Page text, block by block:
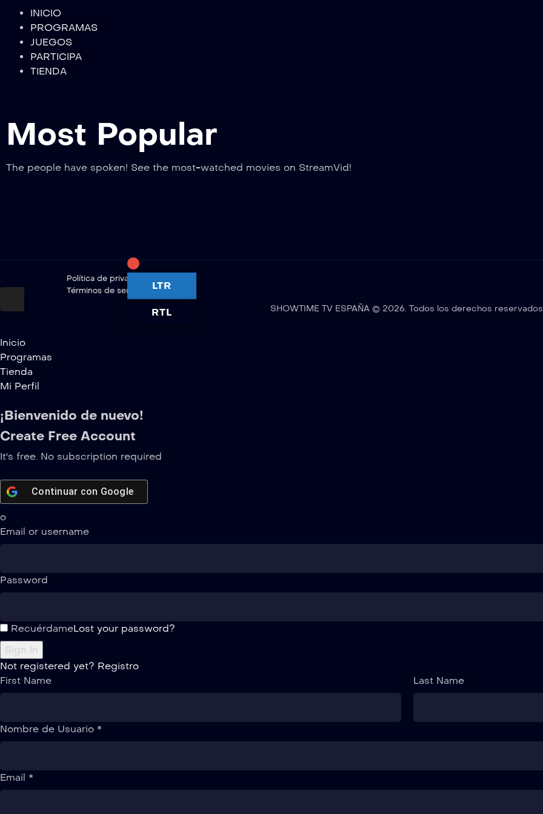
INICIO
PROGRAMAS
JUEGOS
PARTICIPA
TIENDA
Most Popular
The people have spoken! See the most-watched movies on StreamVid!
Política de privacidad
Términos de servicio
SHOWTIME TV ESPAÑA © 2026. Todos los derechos
Inicio
Programas
Tienda
Mi Perfil
¡Bienvenido de nuevo!
Create Free Account
It's free. No subscription required
Continuar con Google
o
Email or username
Password
RecuérdameLost your password?
Not registered yet? Registro
First Name
Last Name
Nombre de Usuario *
Email *
LTR
RTL